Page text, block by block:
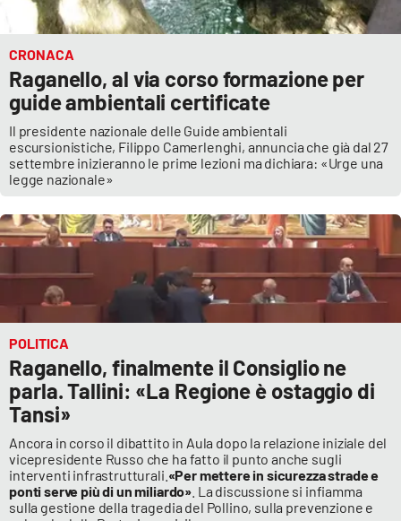
CRONACA
Raganello, al via corso formazione per
guide ambientali certificate
Il presidente nazionale delle Guide ambientali
escursionistiche, Filippo Camerlenghi, annuncia che già dal 27
settembre inizieranno le prime lezioni ma dichiara: «Urge una
legge nazionale»
POLITICA
Raganello, finalmente il Consiglio ne
parla. Tallini: «La Regione è ostaggio di
Tansi»
Ancora in corso il dibattito in Aula dopo la relazione iniziale del
vicepresidente Russo che ha fatto il punto anche sugli
interventi infrastrutturali. «Per mettere in sicurezza strade e
ponti serve più di un miliardo» . La discussione si infiamma
sulla gestione della tragedia del Pollino, sulla prevenzione e